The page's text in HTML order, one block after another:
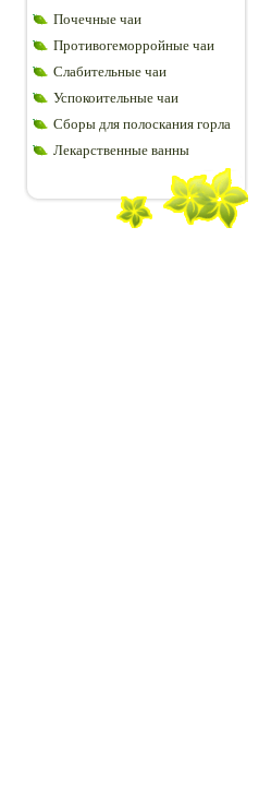
Почечные чаи
Противогеморройные чаи
Слабительные чаи
Успокоительные чаи
Сборы для полоскания горла
Лекарственные ванны